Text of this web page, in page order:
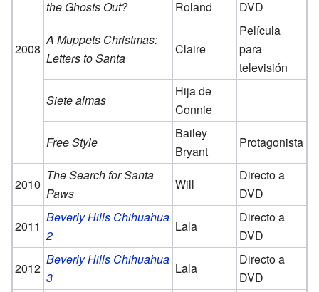
2008
the Ghosts Out?
Roland
DVD
A Muppets Christmas:
Letters to Santa
Claire
Película
para
televisión
Siete almas
Hija de
Connie
Free Style
Bailey
Bryant
Protagonista
2010
The Search for Santa
Paws
Will
Directo a
DVD
2011
Beverly Hills Chihuahua
2
Lala
Directo a
DVD
2012
Beverly Hills Chihuahua
3
Lala
Directo a
DVD